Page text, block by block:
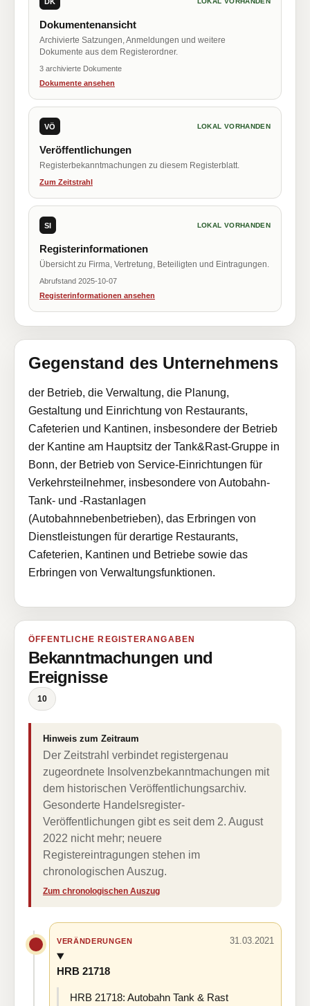
Dokumentenansicht
Archivierte Satzungen, Anmeldungen und weitere
Dokumente aus dem Registerordner.
3 archivierte Dokumente
Dokumente ansehen
VÖ LOKAL VORHANDEN
Veröffentlichungen
Registerbekanntmachungen zu diesem Registerblatt.
Zum Zeitstrahl
SI LOKAL VORHANDEN
Registerinformationen
Übersicht zu Firma, Vertretung, Beteiligten und Eintragungen.
Abrufstand 2025-10-07
Registerinformationen ansehen
Gegenstand des Unternehmens
der Betrieb, die Verwaltung, die Planung,
Gestaltung und Einrichtung von Restaurants,
Cafeterien und Kantinen, insbesondere der Betrieb
der Kantine am Hauptsitz der Tank&Rast-Gruppe in
Bonn, der Betrieb von Service-Einrichtungen für
Verkehrsteilnehmer, insbesondere von Autobahn-
Tank- und -Rastanlagen
(Autobahnnebenbetrieben), das Erbringen von
Dienstleistungen für derartige Restaurants,
Cafeterien, Kantinen und Betriebe sowie das
Erbringen von Verwaltungsfunktionen.
ÖFFENTLICHE REGISTERANGABEN
Bekanntmachungen und
Ereignisse
10
Hinweis zum Zeitraum
Der Zeitstrahl verbindet registergenau
zugeordnete Insolvenzbekanntmachungen mit
dem historischen Veröffentlichungsarchiv.
Gesonderte Handelsregister-
Veröffentlichungen gibt es seit dem 2. August
2022 nicht mehr; neuere
Registereintragungen stehen im
chronologischen Auszug.
Zum chronologischen Auszug
VERÄNDERUNGEN 31.03.2021
HRB 21718
HRB 21718: Autobahn Tank & Rast